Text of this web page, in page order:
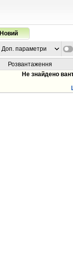
Новий
Доп. параметри
Розвантаження
Не знайдено